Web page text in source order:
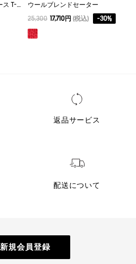
ジップアップシェルパフリース T-KIT
ウールブレンドセーター
25,300 17,710円 (税込) -30%
返品サービス
配送について
新規会員登録